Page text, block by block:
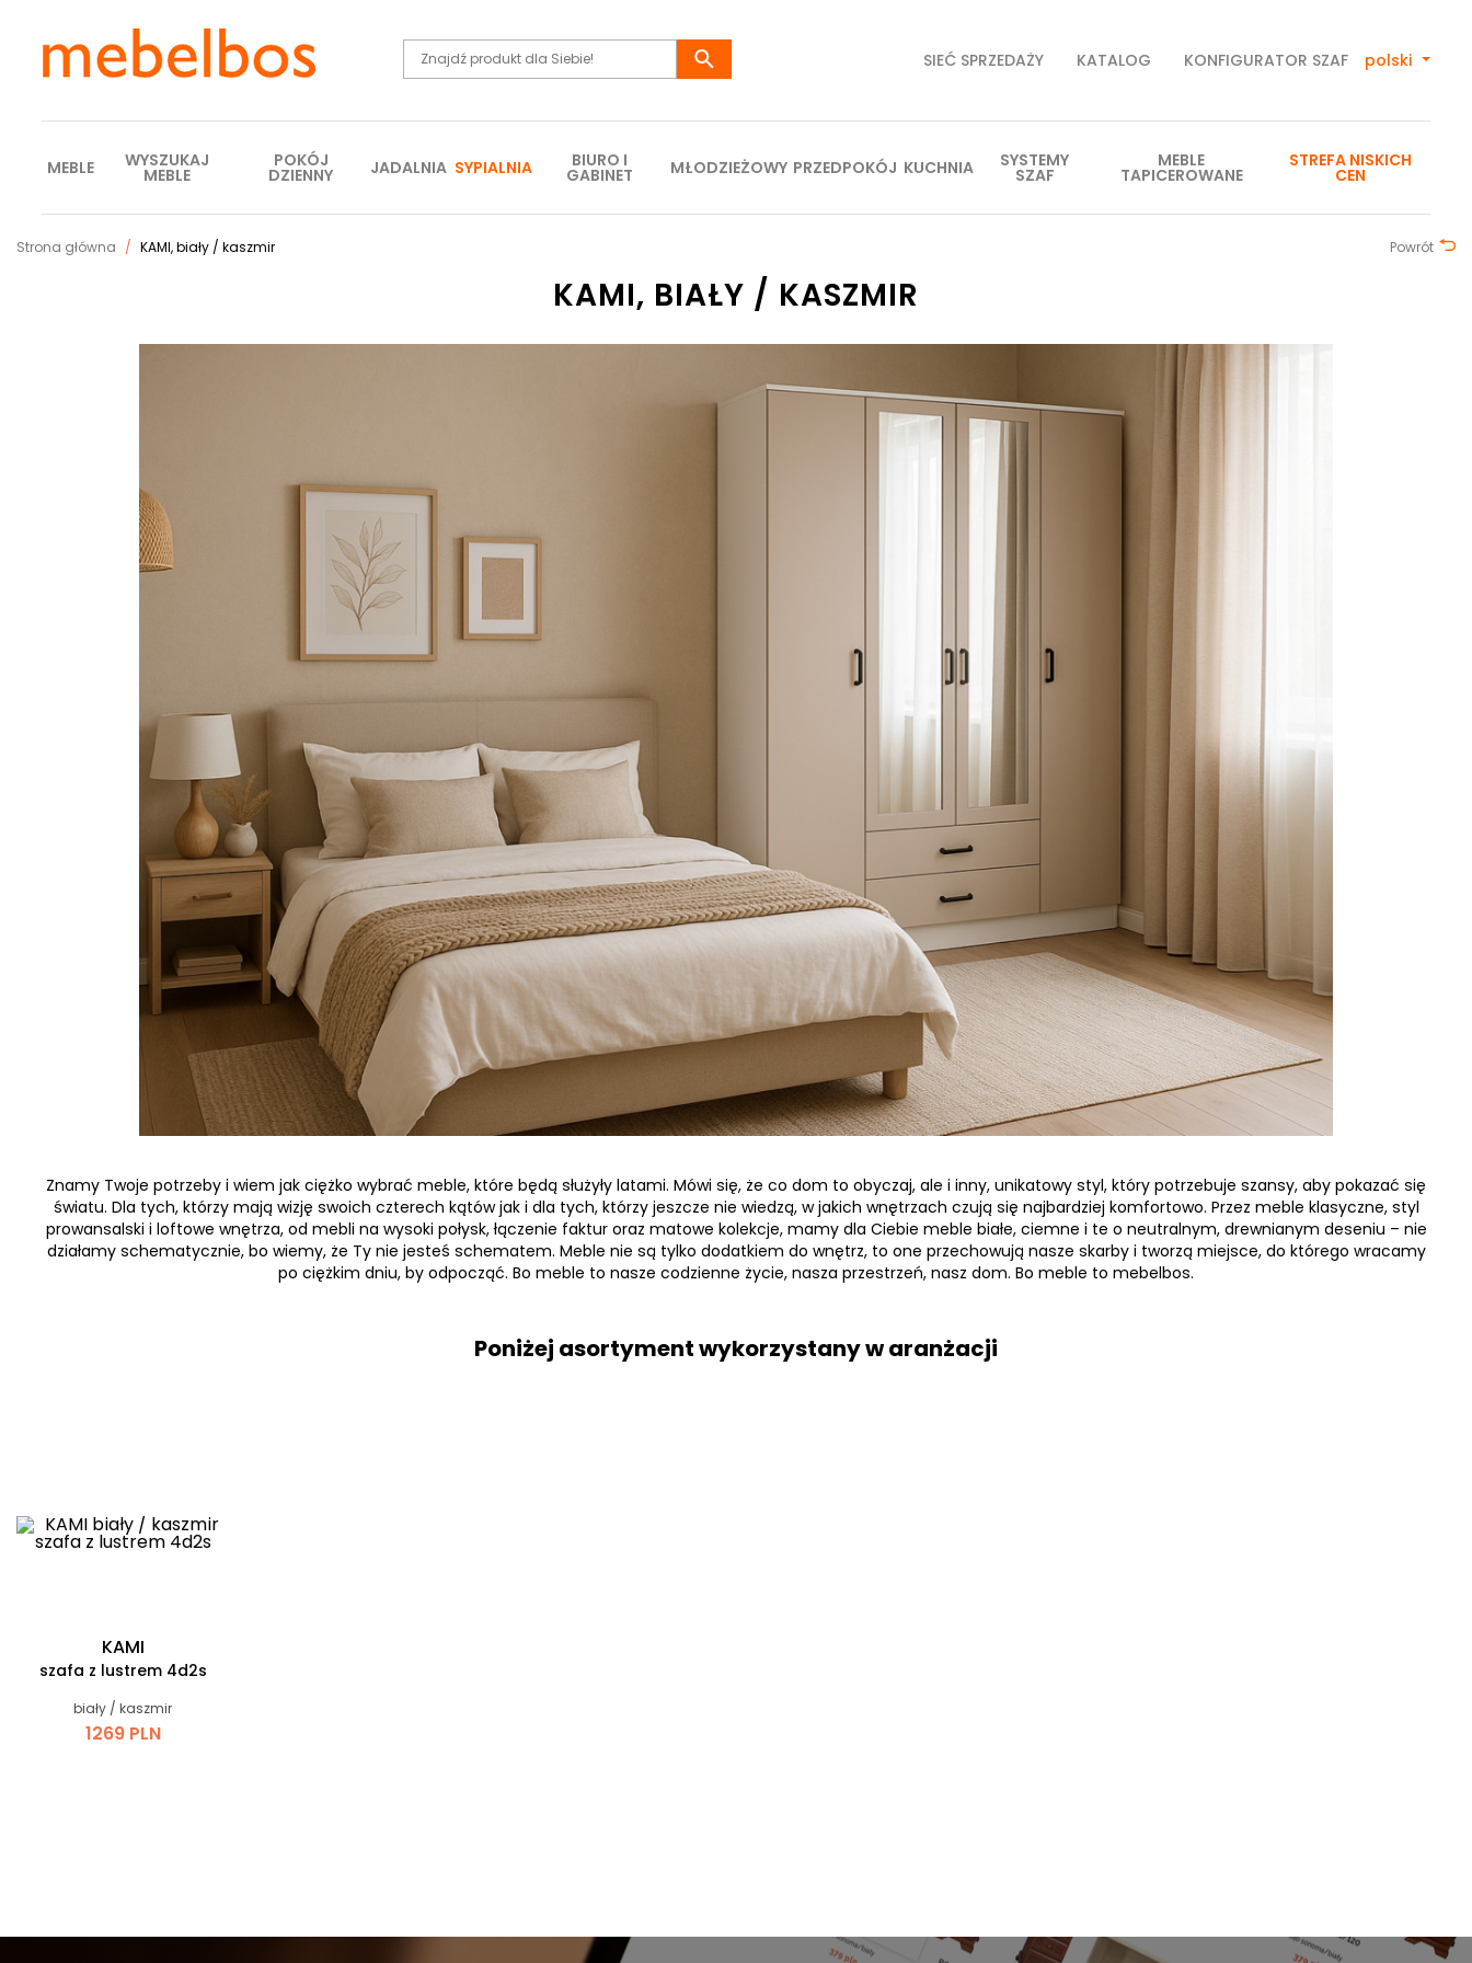
SIEĆ SPRZEDAŻY KATALOG KONFIGURATOR SZAF polski
MEBLE WYSZUKAJ
MEBLE
POKÓJ
DZIENNY JADALNIA SYPIALNIA BIURO I
GABINET MŁODZIEŻOWY PRZEDPOKÓJ KUCHNIA SYSTEMY
SZAF
MEBLE
TAPICEROWANE
STREFA NISKICH
CEN
Strona główna KAMI, biały / kaszmir Powrót
KAMI, BIAŁY / KASZMIR
Znamy Twoje potrzeby i wiem jak ciężko wybrać meble, które będą służyły latami. Mówi się, że co dom to obyczaj, ale i inny, unikatowy styl, który potrzebuje szansy, aby pokazać się
światu. Dla tych, którzy mają wizję swoich czterech kątów jak i dla tych, którzy jeszcze nie wiedzą, w jakich wnętrzach czują się najbardziej komfortowo. Przez meble klasyczne, styl
prowansalski i loftowe wnętrza, od mebli na wysoki połysk, łączenie faktur oraz matowe kolekcje, mamy dla Ciebie meble białe, ciemne i te o neutralnym, drewnianym deseniu – nie
działamy schematycznie, bo wiemy, że Ty nie jesteś schematem. Meble nie są tylko dodatkiem do wnętrz, to one przechowują nasze skarby i tworzą miejsce, do którego wracamy
po ciężkim dniu, by odpocząć. Bo meble to nasze codzienne życie, nasza przestrzeń, nasz dom. Bo meble to mebelbos.
Poniżej asortyment wykorzystany w aranżacji
KAMI
szafa z lustrem 4d2s
biały / kaszmir
1269 PLN